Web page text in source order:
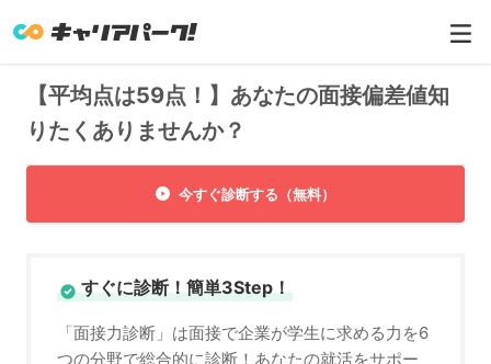
【平均点は59点！】あなたの面接偏差値知
りたくありませんか？
今すぐ診断する（無料）
すぐに診断！簡単3Step！
「面接力診断」は面接で企業が学生に求める力を6
つの分野で総合的に診断！あなたの就活をサポー